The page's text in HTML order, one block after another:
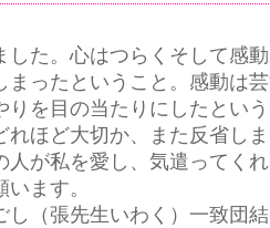
た。心はつらくそして感
ったということ。感動は
を目の当たりにしたという
ほど大切か、また反省しま
が私を愛し、気遣ってく
ます。
し（張先生いわく）一致団